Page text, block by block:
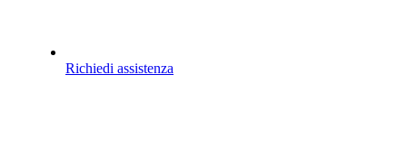
Richiedi assistenza